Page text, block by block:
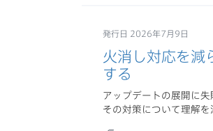
発行日 2026年7月9日
火消し対応を減
する
アップデートの展開に
その対策について理解を